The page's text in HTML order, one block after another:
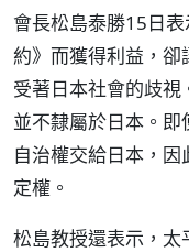
會長松島泰勝15日
約》而獲得利益，
受著日本社會的歧視
並不隸屬於日本。
自治權交給日本，
定權。
松島教授還表示，